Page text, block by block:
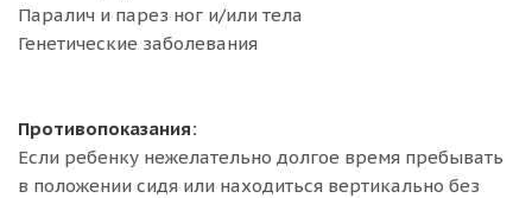
Паралич и парез ног и/или тела
Генетические заболевания
Противопоказания:
Если ребенку нежелательно долгое время пребывать
в положении сидя или находиться вертикально без